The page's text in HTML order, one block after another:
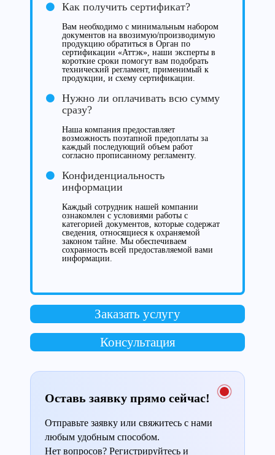
Как получить сертификат?
Вам необходимо с минимальным набором
документов на ввозимую/производимую
продукцию обратиться в Орган по
сертификации «Аттэк», наши эксперты в
короткие сроки помогут вам подобрать
технический регламент, применимый к
продукции, и схему сертификации.
Нужно ли оплачивать всю сумму
сразу?
Наша компания предоставляет
возможность поэтапной предоплаты за
каждый последующий объем работ
согласно прописанному регламенту.
Конфиденциальность
информации
Каждый сотрудник нашей компании
ознакомлен с условиями работы с
категорией документов, которые содержат
сведения, относящиеся к охраняемой
законом тайне. Мы обеспечиваем
сохранность всей предоставляемой вами
информации.
Заказать услугу
Консультация
Оставь заявку прямо сейчас!
Отправьте заявку или свяжитесь с нами
любым удобным способом.
Нет вопросов? Регистрируйтесь и